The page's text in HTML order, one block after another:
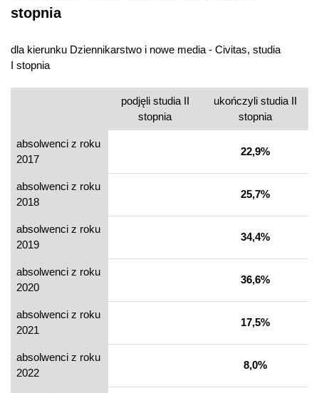
stopnia
dla kierunku Dziennikarstwo i nowe media - Civitas, studia
I stopnia
podjęli studia II
stopnia
ukończyli studia II
stopnia
absolwenci z roku
2017
22,9%
absolwenci z roku
2018
25,7%
absolwenci z roku
2019
34,4%
absolwenci z roku
2020
36,6%
absolwenci z roku
2021
17,5%
absolwenci z roku
2022
8,0%